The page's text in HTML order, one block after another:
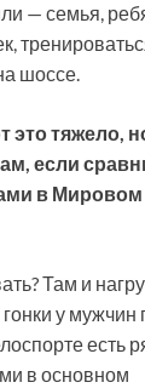
— семья,
шоссе.
это тяжело,
если
в Мировом
Там и
у мужчин
есть
в основном